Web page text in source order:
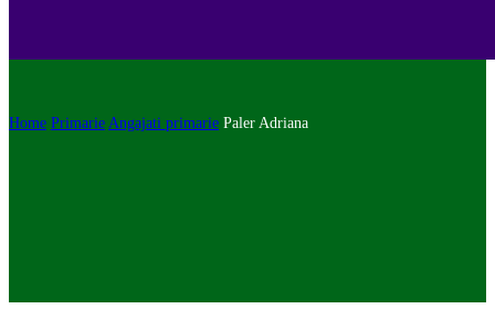
Home Primarie Angajati primarie Paler Adriana